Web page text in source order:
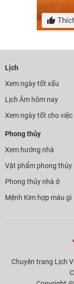
Lịch
Xem ngày tốt xấu
Lịch Âm hôm nay
Xem ngày tốt cho việc
Phong thủy
Xem hướng nhà
Vật phẩm phong thủy
Phong thủy nhà ở
Mệnh Kim hợp màu gì
Chuyên trang Lịch